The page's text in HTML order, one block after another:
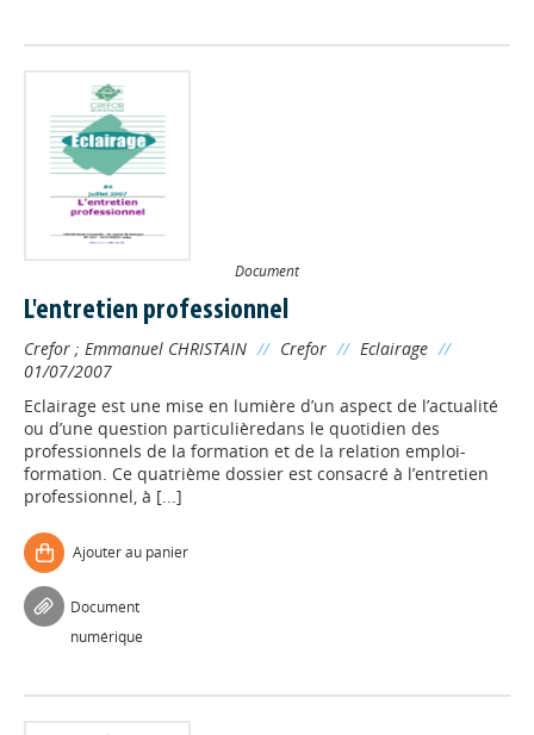
Document
L'entretien professionnel
Crefor ; Emmanuel CHRISTAIN // Crefor // Eclairage //
01/07/2007
Eclairage est une mise en lumière d’un aspect de l’actualité
ou d’une question particulièredans le quotidien des
professionnels de la formation et de la relation emploi-
formation. Ce quatrième dossier est consacré à l’entretien
professionnel, à [...]
Ajouter au panier
Document
numérique